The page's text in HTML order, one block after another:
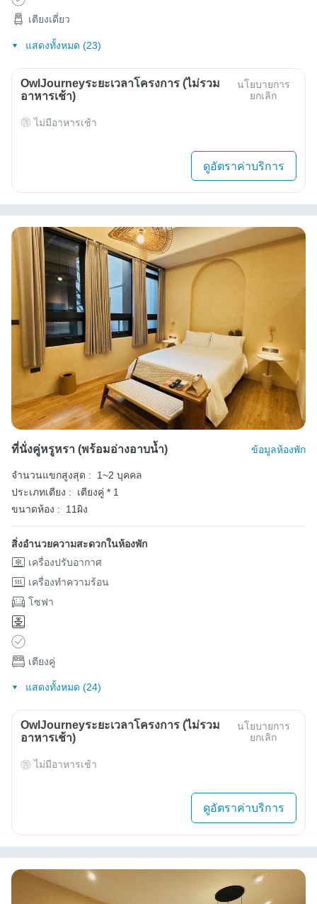
เตียงเดี่ยว
แสดงทั้งหมด (23)
OwlJourneyระยะเวลาโครงการ (ไม่รวม
อาหารเช้า)
นโยบายการ
ยกเลิก
ไม่มีอาหารเช้า
ดูอัตราค่าบริการ
ที่นั่งคู่หรูหรา (พร้อมอ่างอาบน้ำ) ข้อมูลห้องพัก
จำนวนแขกสูงสุด :
1~2 บุคคล
ประเภทเตียง :
เตียงคู่ * 1
ขนาดห้อง :
11ผิง
สิ่งอำนวยความสะดวกในห้องพัก
เครื่องปรับอากาศ
เครื่องทำความร้อน
โซฟา
เตียงคู่
แสดงทั้งหมด (24)
OwlJourneyระยะเวลาโครงการ (ไม่รวม
อาหารเช้า)
นโยบายการ
ยกเลิก
ไม่มีอาหารเช้า
ดูอัตราค่าบริการ